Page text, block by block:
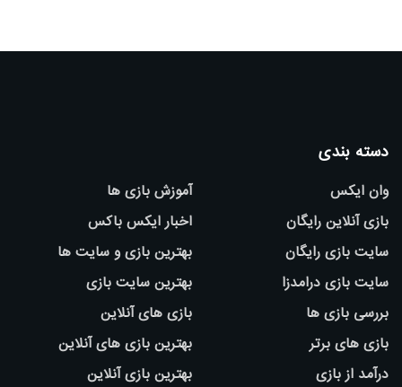
دسته بندی
وان ایکس
بازی آنلاین رایگان
سایت بازی رایگان
سایت بازی درامدزا
بررسی بازی ها
بازی های برتر
درآمد از بازی
آموزش بازی ها
اخبار ایکس باکس
بهترین بازی و سایت ها
بهترین سایت بازی
بازی های آنلاین
بهترین بازی های آنلاین
بهترین بازی آنلاین